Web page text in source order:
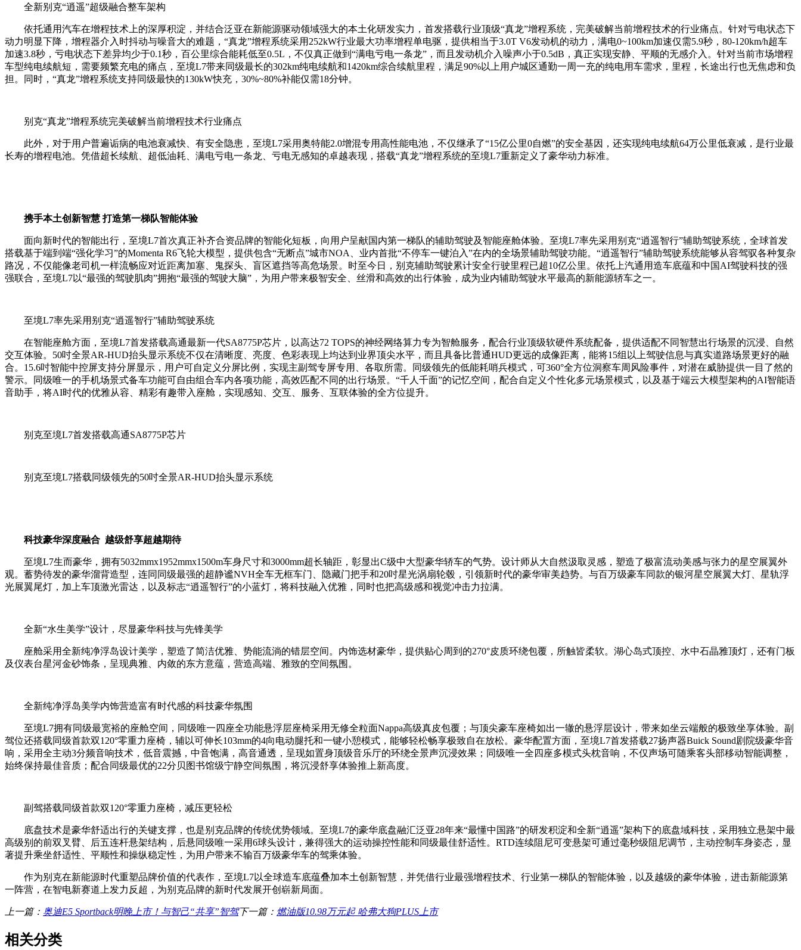
全新别克“逍遥”超级融合整车架构
依托通用汽车在增程技术上的深厚积淀，并结合泛亚在新能源驱动领域强大的本土化研发实力，首发搭载行业顶级“真龙”增程系统，完美破解当前增程技术的行业痛点。针对亏电状态下
动力明显下降，增程器介入时抖动与噪音大的难题，“真龙”增程系统采用252kW行业最大功率增程单电驱，提供相当于3.0T V6发动机的动力，满电0~100km加速仅需5.9秒，80-120km/h超车
加速3.8秒，亏电状态下差异均少于0.1秒，百公里综合能耗低至0.5L，不仅真正做到“满电亏电一条龙”，而且发动机介入噪声小于0.5dB，真正实现安静、平顺的无感介入。针对当前市场增程
车型纯电续航短，需要频繁充电的痛点，至境L7带来同级最长的302km纯电续航和1420km综合续航里程，满足90%以上用户城区通勤一周一充的纯电用车需求，里程，长途出行也无焦虑和负
担。同时，“真龙”增程系统支持同级最快的130kW快充，30%~80%补能仅需18分钟。
别克“真龙”增程系统完美破解当前增程技术行业痛点
此外，对于用户普遍诟病的电池衰减快、有安全隐患，至境L7采用奥特能2.0增混专用高性能电池，不仅继承了“15亿公里0自燃”的安全基因，还实现纯电续航64万公里低衰减，是行业最
长寿的增程电池。凭借超长续航、超低油耗、满电亏电一条龙、亏电无感知的卓越表现，搭载“真龙”增程系统的至境L7重新定义了豪华动力标准。
携手本土创新智慧 打造第一梯队智能体验
面向新时代的智能出行，至境L7首次真正补齐合资品牌的智能化短板，向用户呈献国内第一梯队的辅助驾驶及智能座舱体验。至境L7率先采用别克“逍遥智行”辅助驾驶系统，全球首发
搭载基于端到端“强化学习”的Momenta R6飞轮大模型，提供包含“无断点”城市NOA、业内首批“不停车一键泊入”在内的全场景辅助驾驶功能。“逍遥智行”辅助驾驶系统能够从容驾驭各种复杂
路况，不仅能像老司机一样流畅应对近距离加塞、鬼探头、盲区遮挡等高危场景。时至今日，别克辅助驾驶累计安全行驶里程已超10亿公里。依托上汽通用造车底蕴和中国AI驾驶科技的强
强联合，至境L7以“最强的驾驶肌肉”拥抱“最强的驾驶大脑”，为用户带来极智安全、丝滑和高效的出行体验，成为业内辅助驾驶水平最高的新能源轿车之一。
至境L7率先采用别克“逍遥智行”辅助驾驶系统
在智能座舱方面，至境L7首发搭载高通最新一代SA8775P芯片，以高达72 TOPS的神经网络算力专为智舱服务，配合行业顶级软硬件系统配备，提供适配不同智慧出行场景的沉浸、自然
交互体验。50吋全景AR-HUD抬头显示系统不仅在清晰度、亮度、色彩表现上均达到业界顶尖水平，而且具备比普通HUD更远的成像距离，能将15组以上驾驶信息与真实道路场景更好的融
合。15.6吋智能中控屏支持分屏显示，用户可自定义分屏比例，实现主副驾专屏专用、各取所需。同级领先的低能耗哨兵模式，可360°全方位洞察车周风险事件，对潜在威胁提供一目了然的
警示。同级唯一的手机场景式备车功能可自由组合车内各项功能，高效匹配不同的出行场景。“千人千面”的记忆空间，配合自定义个性化多元场景模式，以及基于端云大模型架构的AI智能语
音助手，将AI时代的优雅从容、精彩有趣带入座舱，实现感知、交互、服务、互联体验的全方位提升。
别克至境L7首发搭载高通SA8775P芯片
别克至境L7搭载同级领先的50吋全景AR-HUD抬头显示系统
科技豪华深度融合 越级舒享超越期待
至境L7生而豪华，拥有5032mmx1952mmx1500m车身尺寸和3000mm超长轴距，彰显出C级中大型豪华轿车的气势。设计师从大自然汲取灵感，塑造了极富流动美感与张力的星空展翼外
观。蓄势待发的豪华溜背造型，连同同级最强的超静谧NVH全车无框车门、隐藏门把手和20吋星光涡扇轮毂，引领新时代的豪华审美趋势。与百万级豪车同款的银河星空展翼大灯、星轨浮
光展翼尾灯，加上车顶激光雷达，以及标志“逍遥智行”的小蓝灯，将科技融入优雅，同时也把高级感和视觉冲击力拉满。
全新“水生美学”设计，尽显豪华科技与先锋美学
座舱采用全新纯净浮岛设计美学，塑造了简洁优雅、势能流淌的错层空间。内饰选材豪华，提供贴心周到的270°皮质环绕包覆，所触皆柔软。湖心岛式顶控、水中石晶雅顶灯，还有门板
及仪表台星河金砂饰条，呈现典雅、内敛的东方意蕴，营造高端、雅致的空间氛围。
全新纯净浮岛美学内饰营造富有时代感的科技豪华氛围
至境L7拥有同级最宽裕的座舱空间，同级唯一四座全功能悬浮层座椅采用无修全粒面Nappa高级真皮包覆；与顶尖豪车座椅如出一辙的悬浮层设计，带来如坐云端般的极致坐享体验。副
驾位还搭载同级首款双120°零重力座椅，辅以可伸长103mm的4向电动腿托和一键小憩模式，能够轻松畅享极致自在放松。豪华配置方面，至境L7首发搭载27扬声器Buick Sound剧院级豪华音
响，采用全主动3分频音响技术，低音震撼，中音饱满，高音通透，呈现如置身顶级音乐厅的环绕全景声沉浸效果；同级唯一全四座多模式头枕音响，不仅声场可随乘客头部移动智能调整，
始终保持最佳音质；配合同级最优的22分贝图书馆级宁静空间氛围，将沉浸舒享体验推上新高度。
副驾搭载同级首款双120°零重力座椅，减压更轻松
底盘技术是豪华舒适出行的关键支撑，也是别克品牌的传统优势领域。至境L7的豪华底盘融汇泛亚28年来“最懂中国路”的研发积淀和全新“逍遥”架构下的底盘域科技，采用独立悬架中最
高级别的前双叉臂、后五连杆悬架结构，后悬同级唯一采用6球头设计，兼得强大的运动操控性能和同级最佳舒适性。RTD连续阻尼可变悬架可通过毫秒级阻尼调节，主动控制车身姿态，显
著提升乘坐舒适性、平顺性和操纵稳定性，为用户带来不输百万级豪华车的驾乘体验。
作为别克在新能源时代重塑品牌价值的代表作，至境L7以全球造车底蕴叠加本土创新智慧，并凭借行业最强增程技术、行业第一梯队的智能体验，以及越级的豪华体验，进击新能源第
一阵营，在智电新赛道上发力反超，为别克品牌的新时代发展开创崭新局面。
上一篇： 奥迪E5 Sportback明晚上市！与智己“共享”智驾下一篇： 燃油版10.98万元起 哈弗大狗PLUS上市
相关分类